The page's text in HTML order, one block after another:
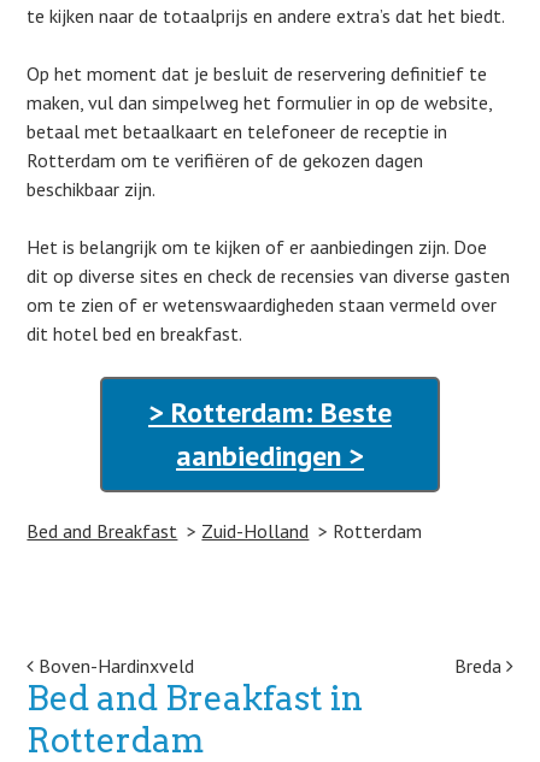
te kijken naar de totaalprijs en andere extra’s dat het biedt.
Op het moment dat je besluit de reservering definitief te
maken, vul dan simpelweg het formulier in op de website,
betaal met betaalkaart en telefoneer de receptie in
Rotterdam om te verifiëren of de gekozen dagen
beschikbaar zijn.
Het is belangrijk om te kijken of er aanbiedingen zijn. Doe
dit op diverse sites en check de recensies van diverse gasten
om te zien of er wetenswaardigheden staan vermeld over
dit hotel bed en breakfast.
> Rotterdam: Beste
aanbiedingen >
Bed and Breakfast Zuid-Holland Rotterdam
Post navigation
Boven-Hardinxveld Breda
Bed and Breakfast in
Rotterdam